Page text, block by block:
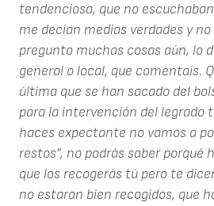
tendenciosa, que no
me decían medias verdades y
pregunto muchas cosas aún, lo
general o local, que comentais.
última que se han sacado del
para la intervención del legrado
haces expectante no vamos a
restos", no podrás saber porqué
que los recogerás tú pero te
no estaran bien recogidos, que